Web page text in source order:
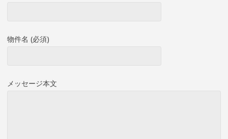
物件名 (必須)
メッセージ本文